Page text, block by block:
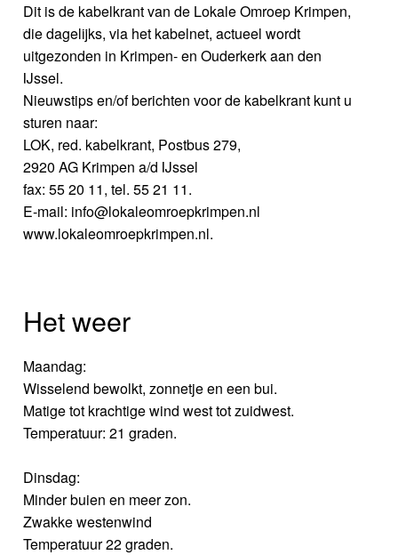
Dit is de kabelkrant van de Lokale Omroep Krimpen,
die dagelijks, via het kabelnet, actueel wordt
uitgezonden in Krimpen- en Ouderkerk aan den
IJssel.
Nieuwstips en/of berichten voor de kabelkrant kunt u
sturen naar:
LOK, red. kabelkrant, Postbus 279,
2920 AG Krimpen a/d IJssel
fax: 55 20 11, tel. 55 21 11.
E-mail: info@lokaleomroepkrimpen.nl
www.lokaleomroepkrimpen.nl.
Het weer
Maandag:
Wisselend bewolkt, zonnetje en een bui.
Matige tot krachtige wind west tot zuidwest.
Temperatuur: 21 graden.
Dinsdag:
Minder buien en meer zon.
Zwakke westenwind
Temperatuur 22 graden.